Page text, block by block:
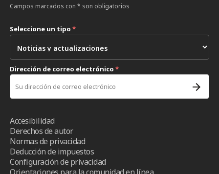
Campos marcados con * son obligatorios
Seleccione un tipo *
Dirección de correo electrónico *
Accesibilidad
Derechos de autor
Normas de privacidad
Deducción de impuestos
Configuración de privacidad
Orientaciones para la comunidad en línea